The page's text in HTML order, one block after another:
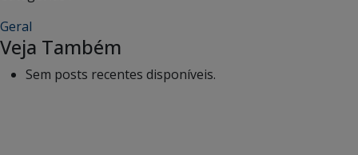
Geral
Veja Também
Sem posts recentes disponíveis.